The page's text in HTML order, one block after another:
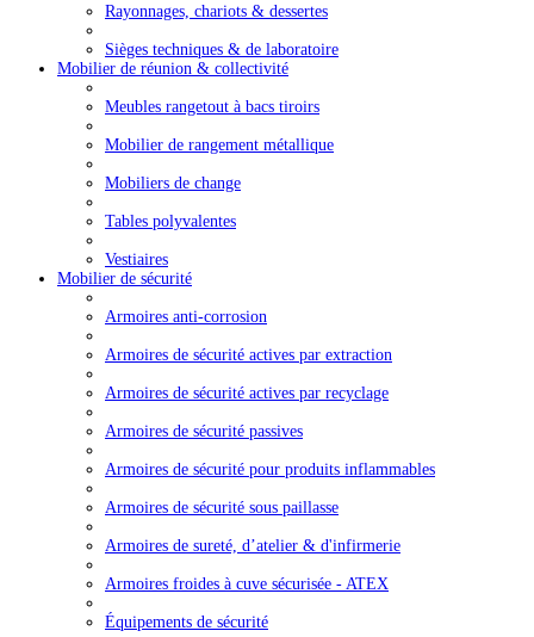
Rayonnages, chariots & dessertes
Sièges techniques & de laboratoire
Mobilier de réunion & collectivité
Meubles rangetout à bacs tiroirs
Mobilier de rangement métallique
Mobiliers de change
Tables polyvalentes
Vestiaires
Mobilier de sécurité
Armoires anti-corrosion
Armoires de sécurité actives par extraction
Armoires de sécurité actives par recyclage
Armoires de sécurité passives
Armoires de sécurité pour produits inflammables
Armoires de sécurité sous paillasse
Armoires de sureté, d’atelier & d'infirmerie
Armoires froides à cuve sécurisée - ATEX
Équipements de sécurité